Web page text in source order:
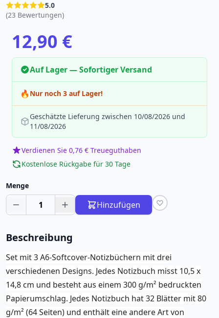
5.0
(23 Bewertungen)
12,90 €
Auf Lager — Sofortiger Versand
🔥 Nur noch 3 auf Lager!
Geschätzte Lieferung zwischen 10/08/2026 und
11/08/2026
Verdienen Sie 0,76 € Treueguthaben
Kostenlose Rückgabe für 30 Tage
Menge
1 Hinzufügen
Beschreibung
Set mit 3 A6-Softcover-Notizbüchern mit drei
verschiedenen Designs. Jedes Notizbuch misst 10,5 x
14,8 cm und besteht aus einem 300 g/m² bedruckten
Papierumschlag. Jedes Notizbuch hat 32 Blätter mit 80
g/m² (64 Seiten) und enthält eine andere Art von